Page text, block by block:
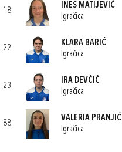
18
INES MATIJEVIĆ
Igračica
22
KLARA BARIĆ
Igračica
23
IRA DEVČIĆ
Igračica
88
VALERIA PRANJIĆ
Igračica